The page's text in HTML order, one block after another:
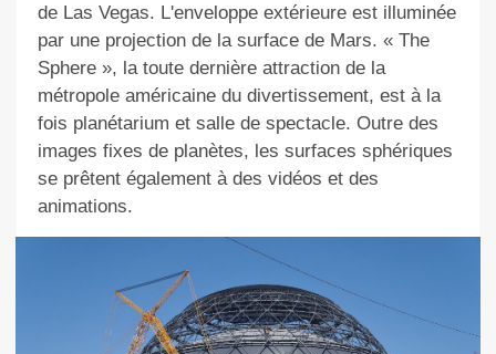
de Las Vegas. L'enveloppe extérieure est illuminée
par une projection de la surface de Mars. « The
Sphere », latoute dernière attraction de la
métropole américaine du divertissement, està la
fois planétarium et salle de spectacle. Outre des
images fixes de planètes, les surfaces sphériques
se prêtent également à des vidéos et des
animations.